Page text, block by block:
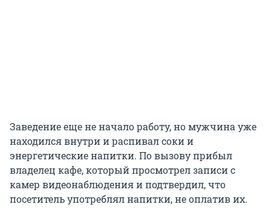
Заведение еще не начало работу, но мужчина уже
находился внутри и распивал соки и
энергетические напитки. По вызову прибыл
владелец кафе, который просмотрел записи с
камер видеонаблюдения и подтвердил, что
посетитель употреблял напитки, не оплатив их.